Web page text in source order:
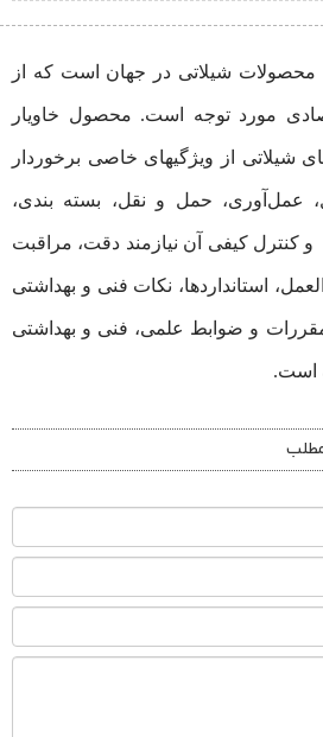
محصولات شیلاتی در جهان است که از
مورد توجه است. محصول خاویار
شیلاتی از ویژگیهای خاصی برخوردار
عمل‌آوری، حمل ‌و نقل، بسته ‌بندی،
کنترل کیفی آن نیازمند دقت، مراقبت
استانداردها، نکات فنی و بهداشتی
و ضوابط علمی، فنی و بهداشتی
است.